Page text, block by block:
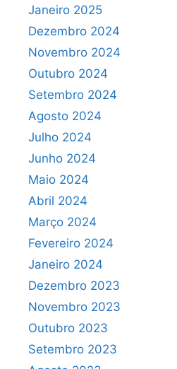
Janeiro 2025
Dezembro 2024
Novembro 2024
Outubro 2024
Setembro 2024
Agosto 2024
Julho 2024
Junho 2024
Maio 2024
Abril 2024
Março 2024
Fevereiro 2024
Janeiro 2024
Dezembro 2023
Novembro 2023
Outubro 2023
Setembro 2023